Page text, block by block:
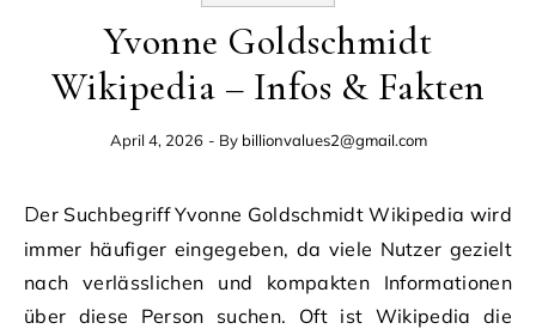
Yvonne Goldschmidt
Wikipedia – Infos & Fakten
April 4, 2026 - By billionvalues2@gmail.com
Der Suchbegriff Yvonne Goldschmidt Wikipedia wird
immer häufiger eingegeben, da viele Nutzer gezielt
nach verlässlichen und kompakten Informationen
über diese Person suchen. Oft ist Wikipedia die